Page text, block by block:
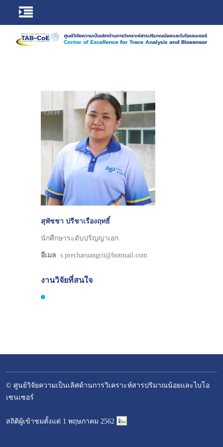
สุพัชชา ปรีชาเรืองฤทธิ์
นักศึกษาระดับปริญญาเอก
อีเมล: s.precharuangrit@hotmail.com
งานวิจัยที่สนใจ
© ศูนย์วิจัยความเป็นเลิศด้านการวิเคราะห์สารปริมาณน้อยและไบโอ
เซนเซอร์
สถิติผู้เข้าชมตั้งแต่ 1 พฤษภาคม 2562